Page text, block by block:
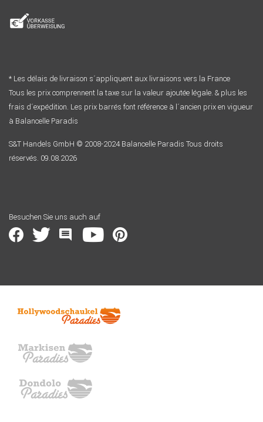
* Les délais de livraison s´appliquent aux livraisons vers la France
Tous les prix comprennent la taxe sur la valeur ajoutée légale. & plus les
frais d´expédition. Les prix barrés font référence à l´ancien prix en vigueur
à Balancelle Paradis
S&T Handels GmbH © 2008-2024 Balancelle Paradis Tous droits
réservés. 09.08.2026
Besuchen Sie uns auch auf